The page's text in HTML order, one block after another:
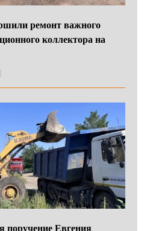
ремонт важного
коллектора на
поручение Евгения